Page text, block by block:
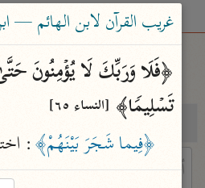
بحث
غريب القرآن لابن الهائم — ابن
تَسۡلِیمࣰا﴾ [النساء ٦٥]
﴿فِيما شَجَرَ بَيْنَهُمْ﴾: